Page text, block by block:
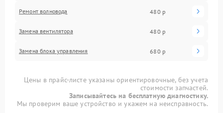
Ремонт волновода 480 р
Замена вентилятора 480 р
Замена блока управления 680 р
Цены в прайс-листе указаны ориентировочные, без учета
стоимости запчастей.
Записывайтесь на бесплатную диагностику.
Мы проверим ваше устройство и укажем на неисправность.